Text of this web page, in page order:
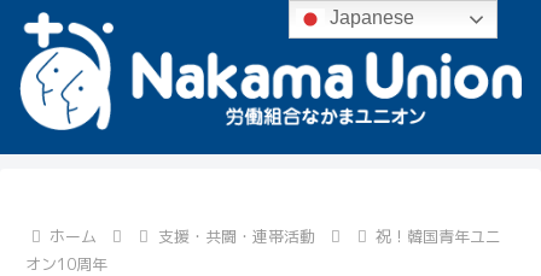
ホーム 支援・共闘・連帯活動
祝！韓国青年ユニ
オン10周年
Japanese